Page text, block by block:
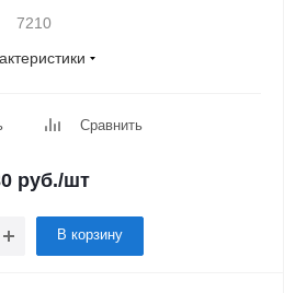
7210
Сравнить
руб./шт
В корзину